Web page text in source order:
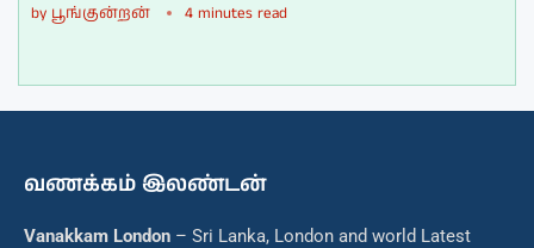
by பூங்குன்றன் 4 minutes read
வணக்கம் இலண்டன்
Vanakkam London – Sri Lanka, London and world Latest